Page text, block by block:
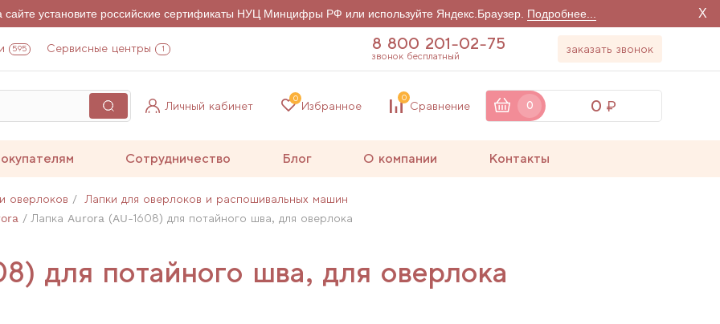
установите российские сертификаты НУЦ Минцифры РФ или используйте Яндекс.Браузер. Подробнее... X
595 Сервисные центры 1 8 800 201-02-75
звонок бесплатный
заказать звонок
Личный кабинет Избранное
0
Сравнение
0
0 0
Сотрудничество Блог О компании Контакты
оверлоков
Лапки для оверлоков и распошивальных машин
Лапка Aurora (AU-1608) для потайного шва, для оверлока
для потайного шва, для оверлока